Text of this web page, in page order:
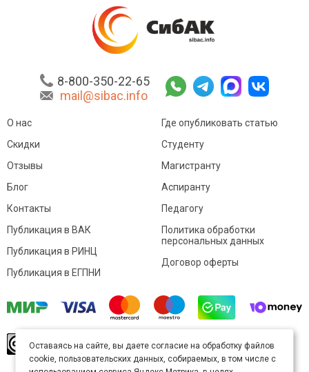
8-800-350-22-65
mail@sibac.info
О нас
Скидки
Отзывы
Блог
Контакты
Где опубликовать статью
Студенту
Магистранту
Аспиранту
Педагогу
Публикация в ВАК
Публикация в РИНЦ
Публикация в ЕГПНИ
Политика обработки
персональных данных
Договор оферты
произведение доступно полицензии Creative
Commons «Attribution» («Атрибуция») 4.0
Оставаясь на сайте, вы даете согласие на обработку файлов
cookie, пользовательских данных, собираемых, в том числе с